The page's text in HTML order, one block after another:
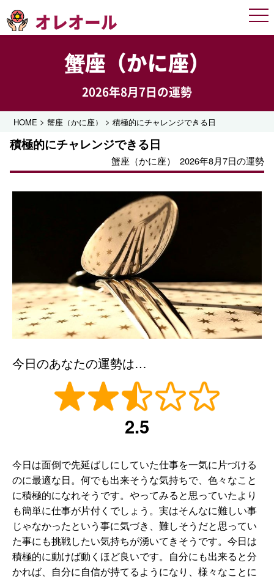
オレオール
蟹座（かに座）
2026年8月7日の運勢
HOME >蟹座（かに座） >積極的にチャレンジできる日
積極的にチャレンジできる日
蟹座（かに座） 2026年8月7日の運勢
今日のあなたの運勢は…
2.5
今日は面倒で先延ばしにしていた仕事を一気に片づける
のに最適な日。何でも出来そうな気持ちで、色々なこと
に積極的になれそうです。やってみると思っていたより
も簡単に仕事が片付くでしょう。実はそんなに難しい事
じゃなかったという事に気づき、難しそうだと思ってい
た事にも挑戦したい気持ちが湧いてきそうです。今日は
積極的に動けば動くほど良いです。自分にも出来ると分
かれば、自分に自信が持てるようになり、様々なことに